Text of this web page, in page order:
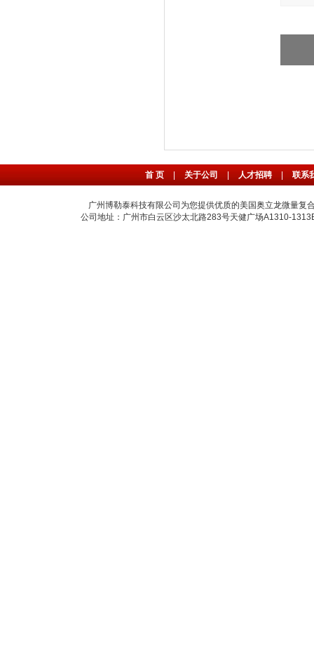
首 页 关于公司 人才招聘 联系
广州博勒泰科技有限公司为您提供优质的美国奥立龙微量
公司地址：广州市白云区沙太北路283号天健广场A1310-